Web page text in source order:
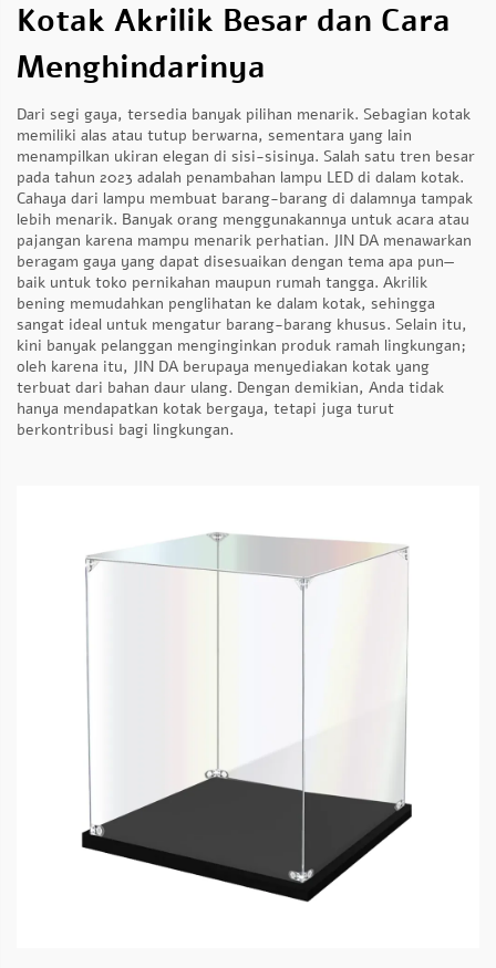
Kotak Akrilik Besar dan Cara
Menghindarinya
Dari segi gaya, tersedia banyak pilihan menarik. Sebagian kotak
memiliki alas atau tutup berwarna, sementara yang lain
menampilkan ukiran elegan di sisi-sisinya. Salah satu tren besar
pada tahun 2023 adalah penambahan lampu LED di dalam kotak.
Cahaya dari lampu membuat barang-barang di dalamnya tampak
lebih menarik. Banyak orang menggunakannya untuk acara atau
pajangan karena mampu menarik perhatian. JIN DA menawarkan
beragam gaya yang dapat disesuaikan dengan tema apa pun—
baik untuk toko pernikahan maupun rumah tangga. Akrilik
bening memudahkan penglihatan ke dalam kotak, sehingga
sangat ideal untuk mengatur barang-barang khusus. Selain itu,
kini banyak pelanggan menginginkan produk ramah lingkungan;
oleh karena itu, JIN DA berupaya menyediakan kotak yang
terbuat dari bahan daur ulang. Dengan demikian, Anda tidak
hanya mendapatkan kotak bergaya, tetapi juga turut
berkontribusi bagi lingkungan.